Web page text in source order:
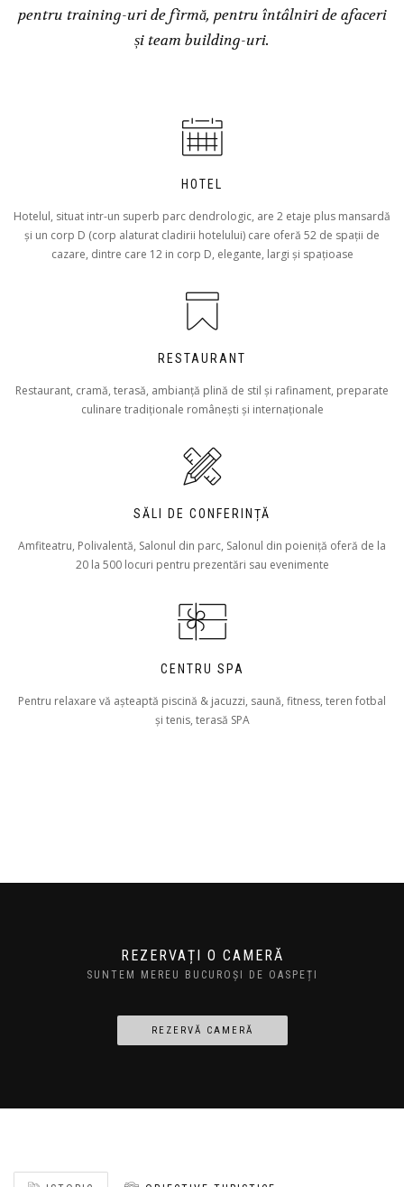
pentru training-uri de firmă, pentru întâlniri de afaceri
și team building-uri.
HOTEL
Hotelul, situat intr-un superb parc dendrologic, are 2 etaje plus mansardă
și un corp D (corp alaturat cladirii hotelului) care oferă 52 de spații de
cazare, dintre care 12 in corp D, elegante, largi și spațioase
RESTAURANT
Restaurant, cramă, terasă, ambianță plină de stil și rafinament, preparate
culinare tradiționale românești și internaționale
SĂLI DE CONFERINȚĂ
Amfiteatru, Polivalentă, Salonul din parc, Salonul din poieniță oferă de la
20 la 500 locuri pentru prezentări sau evenimente
CENTRU SPA
Pentru relaxare vă aşteaptă piscină & jacuzzi, saună, fitness, teren fotbal
și tenis, terasă SPA
REZERVAȚI O CAMERĂ
SUNTEM MEREU BUCUROȘI DE OASPEȚI
REZERVĂ CAMERĂ